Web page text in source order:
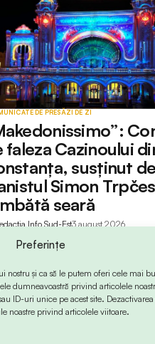
Preferințe
și ca să le putem oferi cele mai
dumneavoastră privind articolele
ID-uri unice pe acest site.
noastre privind articolele viitoare.
DE PRESĂZI DE ZI
faleza Cazinoului
susținut de
Simon
seară
Info Sud-Est3 august 2026